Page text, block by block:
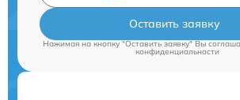
Оставить заявку
Нажимая на кнопку "Оставить заявку" Вы
конфиденциальности